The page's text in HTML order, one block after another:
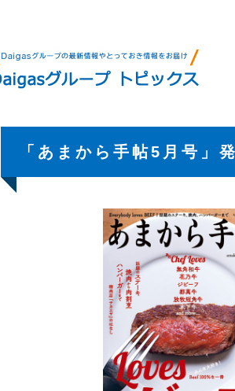
「あまから手帖5月号」